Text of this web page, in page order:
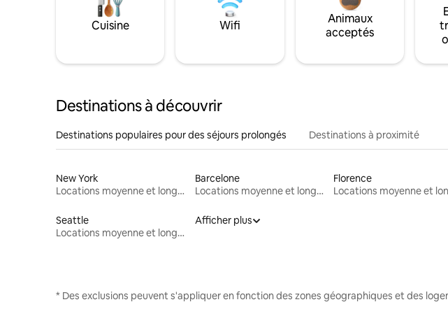
Cuisine Wifi
Animaux
acceptés
Destinations à découvrir
Destinations populaires pour des séjours prolongés Destinations à proximité
New York
Locations moyenne et longue durée
Barcelone
Locations moyenne et longue durée
Florence
Seattle
Locations moyenne et longue durée
Afficher plus
* Des exclusions peuvent s'appliquer en fonction des zones géographiques et des